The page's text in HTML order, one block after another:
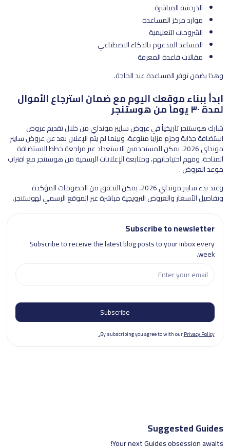
الدردشة المباشرة
موارد مركز المساعدة
الشروحات التعليمية
المساعد المدعوم بالذكاء الاصطناعي
مقالات قاعدة المعرفة
وهذا يضمن توفر المساعدة عند الحاجة.
ابدأ ببناء موقعك اليوم مع ضمان استرجاع الأموال
لمدة ٣٠ يوماً من هوستنجر
شارك هوستنجر تاريخياً في عروض سايبر مونداي من خلال تقديم عروض
استضافة جذابة وحزم مزايا متنوعة، وبينما لم يتم الإعلان بعد عن عروض سايبر
مونداي 2026، يمكن للمستخدمين الاستعداد عبر مراجعة خطط الاستضافة
المتاحة، وفهم احتياجاتهم، ومتابعة الإعلانات الرسمية من هوستنجر مع اقتراب
موعد العروض .
وعند بدء سايبر مونداي 2026، يمكن التحقق من الخصومات المؤكدة
وتفاصيل الأسعار والعروض الترويجية مباشرة عبر الموقع الرسمي لهوستنجر.
Subscribe to newsletter
Subscribe to receive the latest blog posts to your inbox every
week.
By subscribing you agree to with ourPrivacy Policy.
Suggested Guides
Your next Guides obsession awaits!